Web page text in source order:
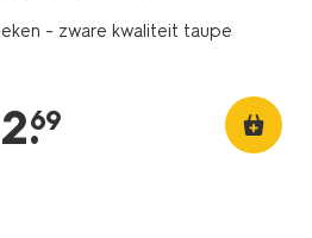
- zware kwaliteit taupe
2.
69